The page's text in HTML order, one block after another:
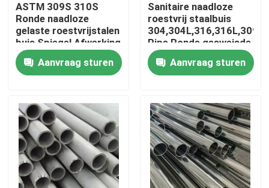
Kwaliteitscontrole
Contacteer ons
Nieuws
Gevallen
ss naadloze buis
ASTM 309S 310S
Ronde naadloze
gelaste roestvrijstalen
buis Spiegel Afwerking
Gepolijst
Aanvraag sturen
Sanitaire naadloze
roestvrij staalbuis
Pipe Ronde gesweisde
buizen
Aanvraag sturen